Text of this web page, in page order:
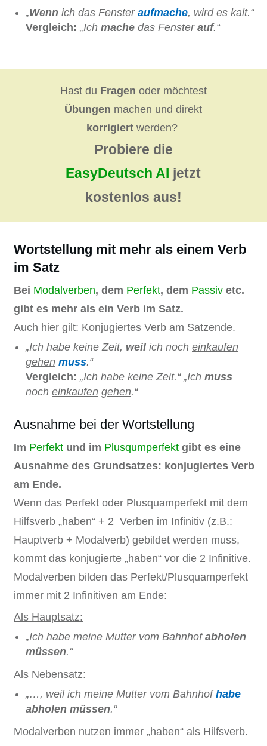
„Wenn ich das Fenster aufmache, wird es kalt.“
Vergleich: „Ich mache das Fenster auf.“
Hast du Fragen oder möchtest
Übungen machen und direkt
korrigiert werden?
Probiere die
EasyDeutsch AI jetzt
kostenlos aus!
Wortstellung mit mehr als einem Verb
im Satz
Bei Modalverben, dem Perfekt, dem Passiv etc.
gibt es mehr als ein Verb im Satz.
Auch hier gilt: Konjugiertes Verb am Satzende.
„Ich habe keine Zeit, weilich noch einkaufen
gehen muss.“
Vergleich: „Ich habe keine Zeit.“ „Ich muss
noch einkaufen gehen.“
Ausnahme bei der Wortstellung
Im Perfekt und im Plusqumperfekt gibt es eine
Ausnahme des Grundsatzes: konjugiertes Verb
am Ende.
Wenn das Perfekt oder Plusquamperfekt mit dem
Hilfsverb „haben“ + 2 Verben im Infinitiv (z.B.:
Hauptverb + Modalverb) gebildet werden muss,
kommt das konjugierte „haben“ vor die 2 Infinitive.
Modalverben bilden das Perfekt/Plusquamperfekt
immer mit 2 Infinitiven am Ende:
Als Hauptsatz:
„Ich habe meine Mutter vom Bahnhofabholen
müssen.“
Als Nebensatz:
„…, weil ich meine Mutter vom Bahnhofhabe
abholen müssen.“
Modalverben nutzen immer „haben“ als Hilfsverb.